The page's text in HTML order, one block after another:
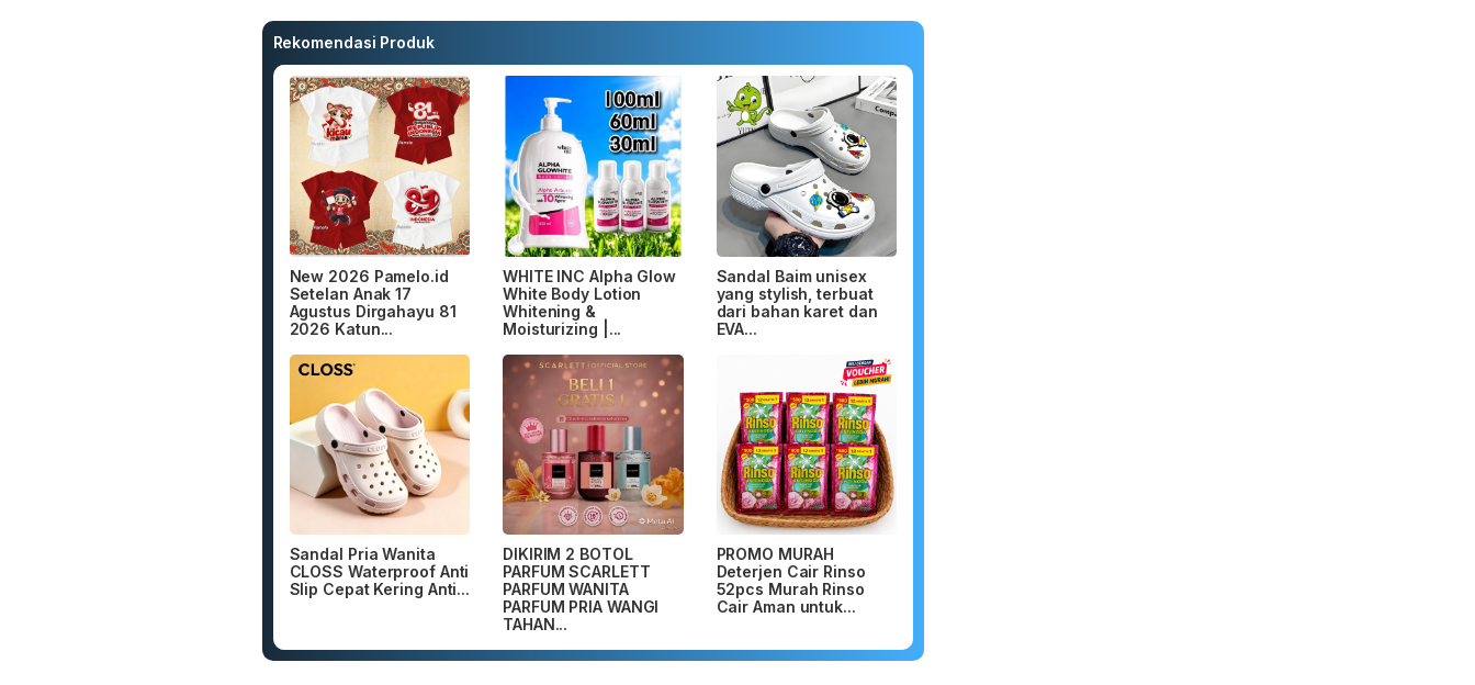
Rekomendasi Produk
New 2026 Pamelo.id
Setelan Anak 17
Agustus Dirgahayu 81
2026 Katun...
WHITE INC Alpha Glow
White Body Lotion
Whitening &
Moisturizing |...
Sandal Baim unisex
yang stylish, terbuat
dari bahan karet dan
EVA...
Sandal Pria Wanita
CLOSS Waterproof Anti
Slip Cepat Kering Anti...
DIKIRIM 2 BOTOL
PARFUM SCARLETT
PARFUM WANITA
PARFUM PRIA WANGI
TAHAN...
PROMO MURAH
Deterjen Cair Rinso
52pcs Murah Rinso
Cair Aman untuk...